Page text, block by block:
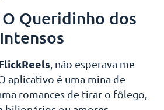
Queridinho dos
, não esperava me
aplicativo é uma mina de
romances de tirar o fôlego,